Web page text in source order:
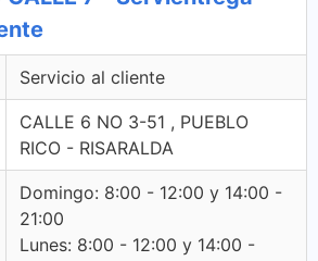
Servicio al cliente
CALLE 6 NO 3-51 , PUEBLO
RICO - RISARALDA
Domingo: 8:00 - 12:00 y 14:00 -
21:00
Lunes: 8:00 - 12:00 y 14:00 -